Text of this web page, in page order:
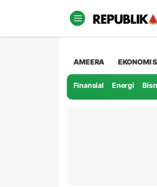
AMEERA EKONOMI
Finansial Energi